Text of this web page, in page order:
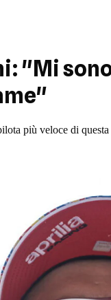
"Mi
più veloce di